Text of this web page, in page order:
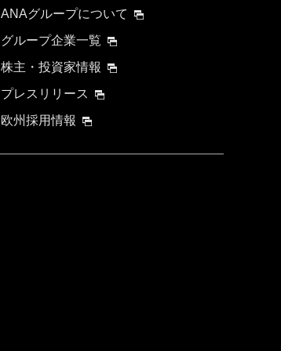
ANAグループについて
グループ企業一覧
株主・投資家情報
プレスリリース
欧州採用情報